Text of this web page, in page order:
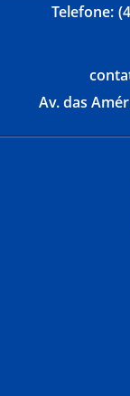
Telefone:
Av. das